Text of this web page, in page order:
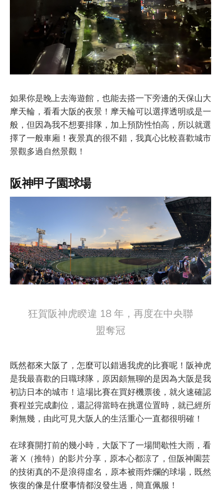
如果你是晚上去海遊館，也能去搭一下旁邊的天保山大
摩天輪，看看大阪的夜景！摩天輪可以選擇透明或是一
般，但因為我不想要排隊，加上預防性怕高，所以就選
擇了一般車廂！夜景真的很不錯，我真心比較喜歡城市
景觀多過自然景觀！
阪神甲子園球場
狂賀阪神虎睽違 18 年，再度在中央聯
盟奪冠
既然都來大阪了，怎麼可以錯過我虎的比賽呢！阪神虎
是我最喜歡的日職球隊，原因頗無聊的是因為大阪是我
初訪日本的城市！這場比賽在買好機票後，就火速確認
賽程並完成劃位，還記得當時在挑選位置時，就已經所
剩無幾，由此可見大阪人的生活重心一直都很明確！
在球賽開打前的幾小時，大阪下了一場間歇性大雨，看
著 X（推特）的影片分享，原本心都涼了，但阪神園芸
的技術真的不是浪得虛名，原本被雨炸爛的球場，既然
恢復的像是什麼事情都沒發生過，簡直佩服！